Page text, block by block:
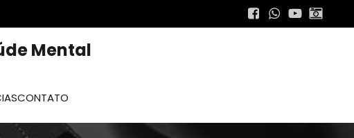
Mental
CONTATO